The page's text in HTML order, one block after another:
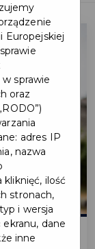
Europejskiej
sprawie
oraz
adres IP
nazwa
kliknięć, ilość
stronach,
i wersja
dane
inne